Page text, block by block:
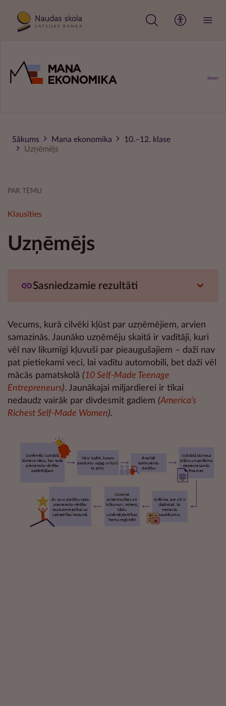
Saturs
Sākums Mana ekonomika
10.–12. klase
Uzņēmējs
PAR TĒMU
Klausīties
Uzņēmējs
Sasniedzamie rezultāti
Vecums, kurā cilvēki kļūst par uzņēmējiem, arvien
samazinās. Jaunāko uzņēmēju skaitā ir vadītāji, kuri
vēl nav likumīgi kļuvuši par pieaugušajiem – daži nav
pat pietiekami veci, lai vadītu automobili, bet daži vēl
mācās pamatskolā (10 Self-Made Teenage
Entrepreneurs). Jaunākajai miljardierei ir tikai
nedaudz vairāk par divdesmit gadiem (America’s
Richest Self-Made Women).